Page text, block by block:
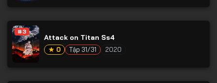
#3
Attack on Titan Ss4
★ 0 Tập 31/31 2020